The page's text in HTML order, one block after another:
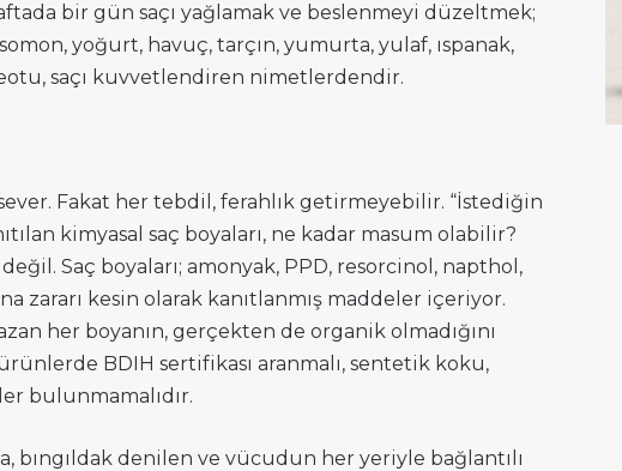
bir gün saçı yağlamak ve beslenmeyi düzeltmek;
yoğurt, havuç, tarçın, yumurta, yulaf, ıspanak,
saçı kuvvetlendiren nimetlerdendir.
Fakat her tebdil, ferahlık getirmeyebilir. “İstediğin
kimyasal saç boyaları, ne kadar masum olabilir?
Saç boyaları; amonyak, PPD, resorcinol, napthol,
zararı kesin olarak kanıtlanmış maddeler içeriyor.
her boyanın, gerçekten de organik olmadığını
BDIH sertifikası aranmalı, sentetik koku,
bulunmamalıdır.
bıngıldak denilen ve vücudun her yeriyle bağlantılı